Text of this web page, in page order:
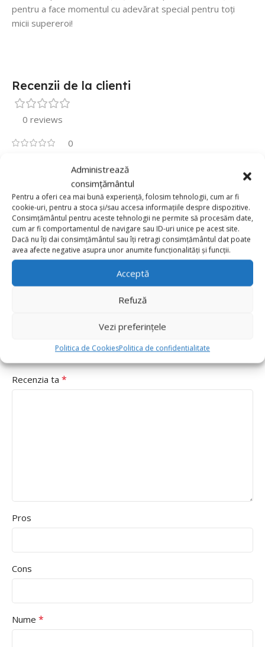
Administrează
consimțământul
Pentru a oferi cea mai bună experiență, folosim tehnologii, cum ar fi
cookie-uri, pentru a stoca și/sau accesa informațiile despre dispozitive.
Consimțământul pentru aceste tehnologii ne permite să procesăm date,
cum ar fi comportamentul de navigare sau ID-uri unice pe acest site.
Dacă nu îți dai consimțământul sau îți retragi consimțământul dat poate
avea afecte negative asupra unor anumite funcționalități și funcții.
Acceptă
Refuză
Vezi preferințele
Politica de CookiesPolitica de confidentialitate
pentru a face momentul cu adevărat special pentru toți
micii supereroi!
Recenzii de la clienti
0 reviews
0
0
0
0
Fii primul care scrii o recenzie pentru „Set 5 Baloane
Folie, Batman”
Adresa ta de email nu va fi publicată.
Delivery speed
Recenzia ta *
Pros
Cons
Nume *